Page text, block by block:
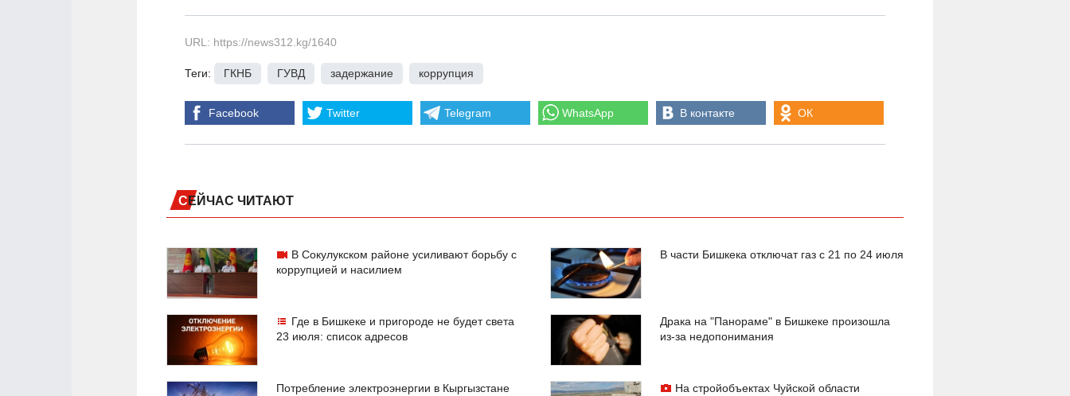
URL: https://news312.kg/1640
Теги: ГКНБ ГУВД задержание коррупция
Facebook Twitter Telegram WhatsApp В контакте ОК
СЕЙЧАС ЧИТАЮТ
В Сокулукском районе усиливают борьбу с
коррупцией и насилием
В части Бишкека отключат газ с 21 по 24 июля
Где в Бишкеке и пригороде не будет света
23 июля: список адресов
Драка на "Панораме" в Бишкеке произошла
из-за недопонимания
Потребление электроэнергии в Кыргызстане
На стройобъектах Чуйской области